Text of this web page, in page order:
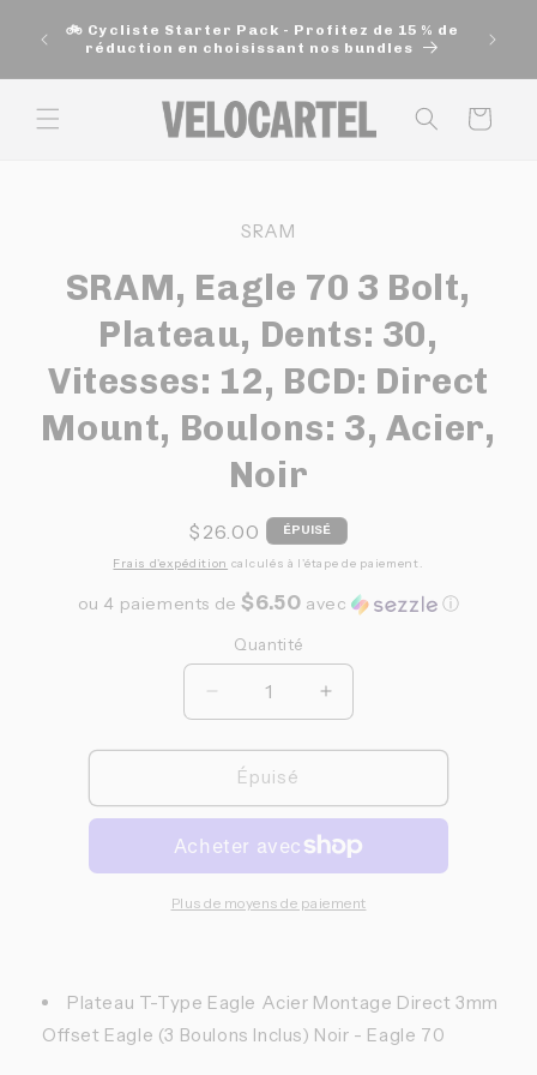
passer
au
🚲 Cycliste Starter Pack - Profitez de 15 % de
réduction en choisissant nos bundles
200$
Panier
SRAM
SRAM, Eagle 70 3 Bolt,
Plateau, Dents: 30,
Vitesses: 12, BCD: Direct
Mount, Boulons: 3, Acier,
Noir
Prix
habituel
$26.00 ÉPUISÉ
Frais d'expédition calculés à l'étape de paiement.
ou 4 paiements de$6.50 avec ⓘ
Quantité
Quantité
Réduire
la
quantité
SRAM,
70
3
Bolt,
Vitesses:
12,
Augmenter
la
quantité
SRAM,
70
3
Bolt,
Vitesses:
12,
Épuisé
Plus de moyens de paiement
Plateau T-Type Eagle Acier Montage Direct 3mm
Offset Eagle (3 Boulons Inclus) Noir - Eagle 70